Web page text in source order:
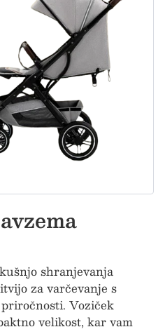
shranjevanja
za varčevanje s
Voziček
velikost, kar vam